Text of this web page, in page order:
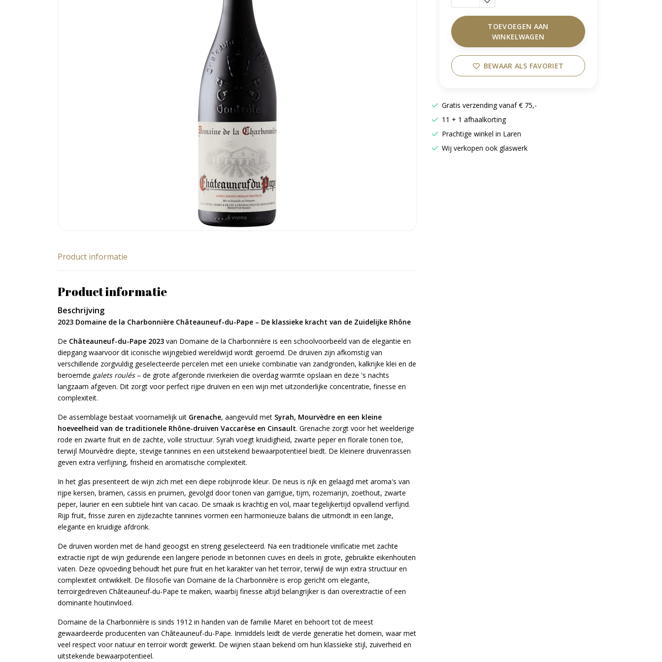
TOEVOEGEN AAN
WINKELWAGEN
BEWAAR ALS FAVORIET
Gratis verzending vanaf € 75,-
11 + 1 afhaalkorting
Prachtige winkel in Laren
Wij verkopen ook glaswerk
Product informatie
Product informatie
Beschrijving
2023 Domaine de la Charbonnière Châteauneuf-du-Pape – De klassieke kracht van de Zuidelijke Rhône
De Châteauneuf-du-Pape 2023 van Domaine de la Charbonnière is een schoolvoorbeeld van de elegantie en
diepgang waarvoor dit iconische wijngebied wereldwijd wordt geroemd. De druiven zijn afkomstig van
verschillende zorgvuldig geselecteerde percelen met een unieke combinatie van zandgronden, kalkrijke klei en de
beroemde galets roulés– de grote afgeronde rivierkeien die overdag warmte opslaan en deze 's nachts
langzaam afgeven. Dit zorgt voor perfect rijpe druiven en een wijn met uitzonderlijke concentratie, finesse en
complexiteit.
De assemblage bestaat voornamelijk uit Grenache, aangevuld met Syrah, Mourvèdre en een kleine
hoeveelheid van de traditionele Rhône-druiven Vaccarèse en Cinsault. Grenache zorgt voor het weelderige
rode en zwarte fruit en de zachte, volle structuur. Syrah voegt kruidigheid, zwarte peper en florale tonen toe,
terwijl Mourvèdre diepte, stevige tannines en een uitstekend bewaarpotentieel biedt. De kleinere druivenrassen
geven extra verfijning, frisheid en aromatische complexiteit.
In het glas presenteert de wijn zich met een diepe robijnrode kleur. De neus is rijk en gelaagd met aroma's van
rijpe kersen, bramen, cassis en pruimen, gevolgd door tonen van garrigue, tijm, rozemarijn, zoethout, zwarte
peper, laurier en een subtiele hint van cacao. De smaak is krachtig en vol, maar tegelijkertijd opvallend verfijnd.
Rijp fruit, frisse zuren en zijdezachte tannines vormen een harmonieuze balans die uitmondt in een lange,
elegante en kruidige afdronk.
De druiven worden met de hand geoogst en streng geselecteerd. Na een traditionele vinificatie met zachte
extractie rijpt de wijn gedurende een langere periode in betonnen cuves en deels in grote, gebruikte eikenhouten
vaten. Deze opvoeding behoudt het pure fruit en het karakter van het terroir, terwijl de wijn extra structuur en
complexiteit ontwikkelt. De filosofie van Domaine de la Charbonnière is erop gericht om elegante,
terroirgedreven Châteauneuf-du-Pape te maken, waarbij finesse altijd belangrijker is dan overextractie of een
dominante houtinvloed.
Domaine de la Charbonnière is sinds 1912 in handen van de familie Maret en behoort tot de meest
gewaardeerde producenten van Châteauneuf-du-Pape. Inmiddels leidt de vierde generatie het domein, waar met
veel respect voor natuur en terroir wordt gewerkt. De wijnen staan bekend om hun klassieke stijl, zuiverheid en
uitstekende bewaarpotentieel.